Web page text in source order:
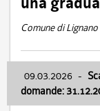
Comune di
09.03.2026 -
domande: